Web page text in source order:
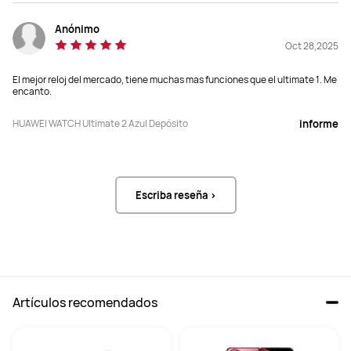
Compatible
Práctica de golf
Buceo (apnea, buceo recreativo,
buceo técnico, buceo con
Perspectivas de salud
No compatible
Práctica de golf
Buceo (apnea, buceo recreativo,
buceo técnico, buceo con
Perspectivas de salud: No
Anónimo
Oct 28,2025
El mejor reloj del mercado, tiene muchas mas funciones que el ultimate 1. Me
encanto.
HUAWEI WATCH Ultimate 2 Azul Depósito informe
Escriba reseña >
Artículos recomendados